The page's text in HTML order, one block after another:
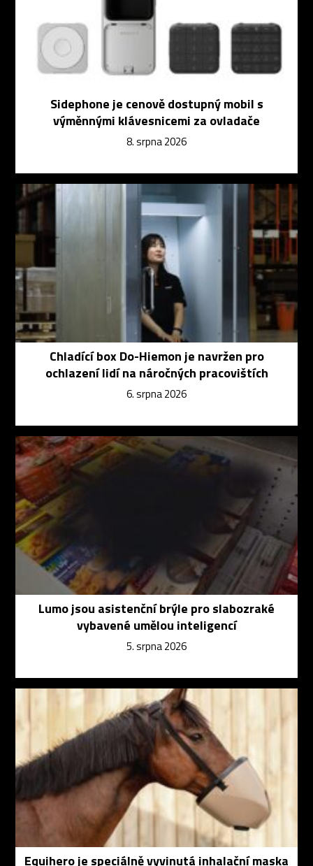
Sidephone je cenově dostupný mobil s
výměnnými klávesnicemi za ovladače
8. srpna 2026
Chladící box Do-Hiemon je navržen pro
ochlazení lidí na náročných pracovištích
6. srpna 2026
Lumo jsou asistenční brýle pro slabozraké
vybavené umělou inteligencí
5. srpna 2026
Equihero je speciálně vyvinutá inhalační maska